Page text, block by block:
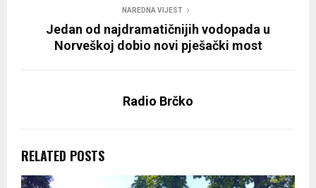
NAREDNA VIJEST
Jedan od najdramatičnijih vodopada u
Norveškoj dobio novi pješački most
Radio Brčko
RELATED POSTS